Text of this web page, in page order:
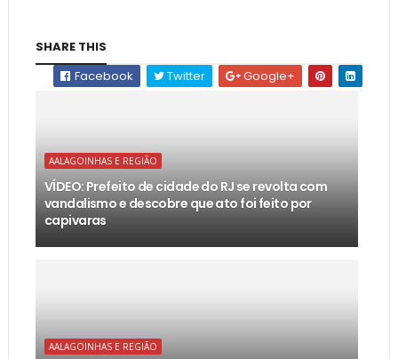
SHARE THIS
Facebook
Twitter Google+
AALAGOINHAS E REGIÃO
VÍDEO: Prefeito de cidade do RJ se revolta com
vandalismo e descobre que ato foi feito por
capivaras
AALAGOINHAS E REGIÃO